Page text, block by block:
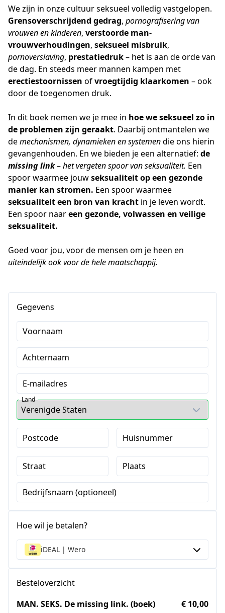
Grensoverschrijdend gedrag, pornografisering van
vrouwen en kinderen, verstoorde man-
vrouwverhoudingen, seksueel misbruik
pornoverslaving, prestatiedruk – het is aan de orde van
erectiestoornissen of vroegtijdig klaarkomen – ook
door de toegenomen druk.
In dit boek nemen we je mee in hoe we seksueel zo in
de problemen zijn geraakt. Daarbij ontmantelen we
de mechanismen, dynamieken en systemen die ons hierin
gevangenhouden. En we bieden je een alternatief:
missing link – het vergeten spoor van seksualiteit. Een
spoor waarmee jouw seksualiteit op een gezonde
manier kan stromen.
seksualiteit een bron van kracht in je leven wordt.
Een spoor naar een gezonde, volwassen en veilige
seksualiteit.
uiteindelijk ook voor de hele maatschappij.
Gegevens
Voornaam
Achternaam
E-mailadres
Land
Postcode Huisnummer
Straat Plaats
Bedrijfsnaam (optioneel)
Hoe wil je betalen?
iDEAL | Wero
Besteloverzicht
MAN. SEKS. De missing link. (boek)
€ 10,00